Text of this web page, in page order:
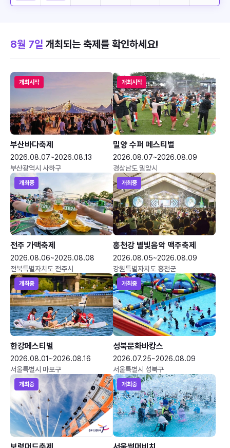
8월 7일 개최되는 축제를 확인하세요!
개최시작
부산바다축제
2026.08.07~2026.08.13
부산광역시 사하구
개최시작
밀양 수퍼 페스티벌
2026.08.07~2026.08.09
경상남도 밀양시
개최중
전주 가맥축제
2026.08.06~2026.08.08
전북특별자치도 전주시
개최중
홍천강 별빛음악 맥주축제
2026.08.05~2026.08.09
강원특별자치도 홍천군
개최중
한강페스티벌
2026.08.01~2026.08.16
서울특별시 마포구
개최중
성북문화바캉스
2026.07.25~2026.08.09
서울특별시 성북구
개최중 개최중